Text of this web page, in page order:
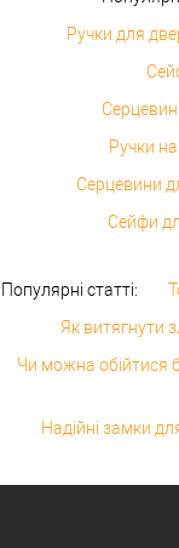
Ручки для
Ручки
Серцевини
Сейфи
Популярні статті:
Як витягнути
Чи можна обійтися
Надійні замки